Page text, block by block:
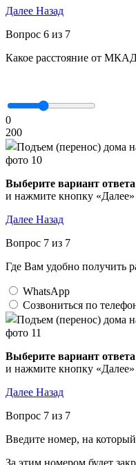
Далее Назад
Вопрос 6 из 7
Какое расстояние от
0
200
Выберите вариант ответа
и нажмите кнопку «Далее»
Далее Назад
Вопрос 7 из 7
Где Вам удобно получить
WhatsApp
Созвониться по
Выберите вариант ответа
и нажмите кнопку «Далее»
Далее Назад
Вопрос 7 из 7
Введите номер, на который
За этим номером будет